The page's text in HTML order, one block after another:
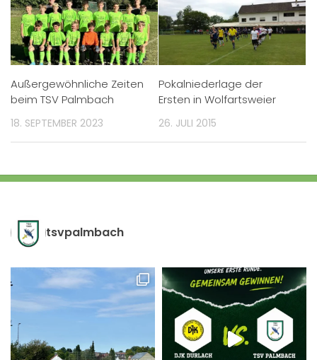
Außergewöhnliche Zeiten
beim TSV Palmbach
18. SEPTEMBER 2023
Pokalniederlage der
Ersten in Wolfartsweier
26. JULI 2015
tsvpalmbach